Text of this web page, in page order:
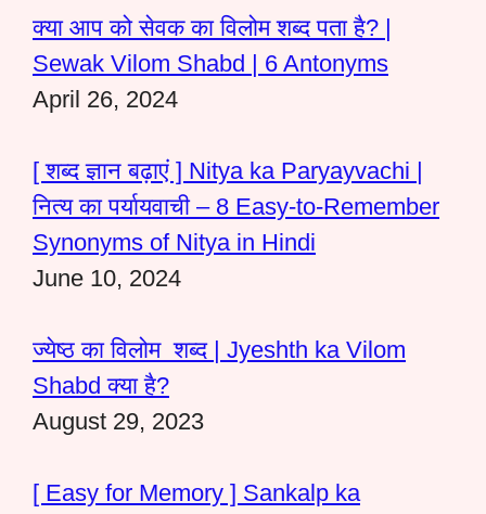
क्या आप को सेवक का विलोम शब्द पता है? |
Sewak Vilom Shabd | 6 Antonyms
April 26, 2024
[ शब्द ज्ञान बढ़ाएं ] Nitya ka Paryayvachi |
नित्य का पर्यायवाची – 8 Easy-to-Remember
Synonyms of Nitya in Hindi
June 10, 2024
ज्येष्ठ का विलोम शब्द | Jyeshth ka Vilom
Shabd क्या है?
August 29, 2023
[ Easy for Memory ] Sankalp ka